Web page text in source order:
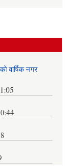
वार्षिक नगर